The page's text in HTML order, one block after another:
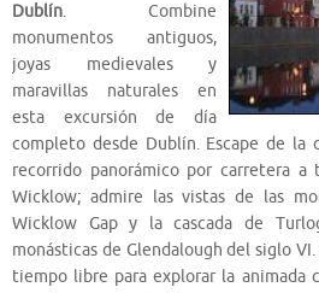
Dublín. Combine
monumentos antiguos,
joyas medievales y
maravillas naturales en
esta excursión de día
completo desde Dublín. Escape de la
recorrido panorámico por carretera a
Wicklow; admire las vistas de las
Wicklow Gap y la cascada de
monásticas de Glendalough del siglo
tiempo libre para explorar la animada